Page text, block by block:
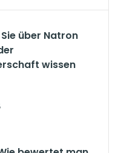
über Natron
wissen